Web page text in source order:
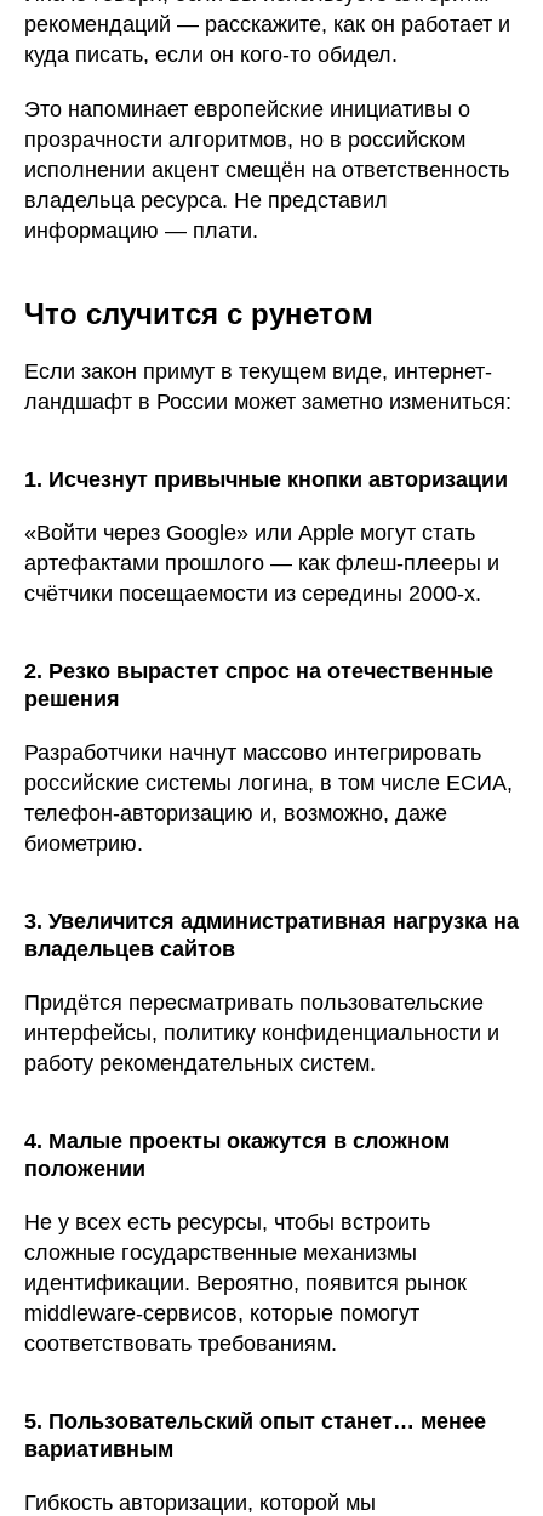
рекомендаций — расскажите, как он работает и
куда писать, если он кого-то обидел.
Это напоминает европейские инициативы о
прозрачности алгоритмов, но в российском
исполнении акцент смещён на ответственность
владельца ресурса. Не представил
информацию — плати.
Что случится с рунетом
Если закон примут в текущем виде, интернет-
ландшафт в России может заметно измениться:
1. Исчезнут привычные кнопки авторизации
«Войти через Google» или Apple могут стать
артефактами прошлого — как флеш-плееры и
счётчики посещаемости из середины 2000-х.
2. Резко вырастет спрос на отечественные
решения
Разработчики начнут массово интегрировать
российские системы логина, в том числе ЕСИА,
телефон-авторизацию и, возможно, даже
биометрию.
3. Увеличится административная нагрузка на
владельцев сайтов
Придётся пересматривать пользовательские
интерфейсы, политику конфиденциальности и
работу рекомендательных систем.
4. Малые проекты окажутся в сложном
положении
Не у всех есть ресурсы, чтобы встроить
сложные государственные механизмы
идентификации. Вероятно, появится рынок
middleware-сервисов, которые помогут
соответствовать требованиям.
5. Пользовательский опыт станет… менее
вариативным
Гибкость авторизации, которой мы